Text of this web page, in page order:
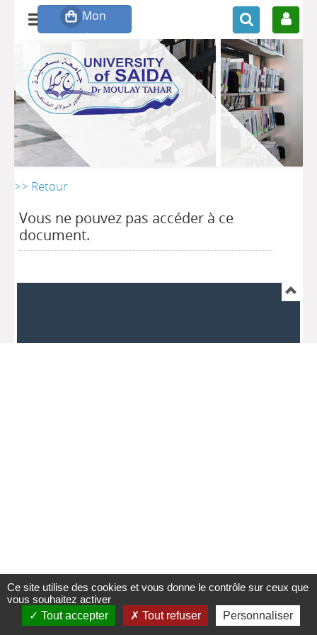
>> Retour
Vous ne pouvez pas accéder à ce
document.
Ce site utilise des cookies et vous donne le contrôle sur ceux que
vous souhaitez activer
Tout accepter
Tout refuser Personnaliser